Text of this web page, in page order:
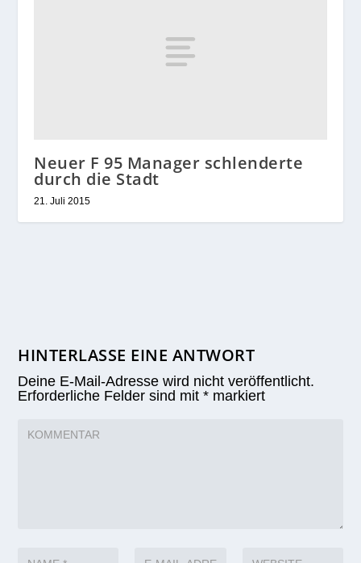
Neuer F 95 Manager schlenderte
durch die Stadt
21. Juli 2015
HINTERLASSE EINE ANTWORT
Deine E-Mail-Adresse wird nicht veröffentlicht.
Erforderliche Felder sind mit* markiert